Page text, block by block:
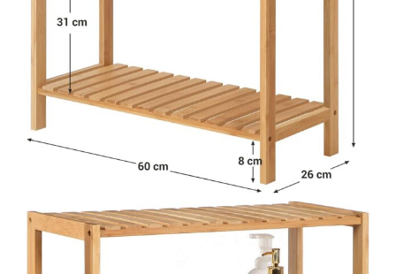
Organizatoare sertar si dulap
Rafturi depozitare
Umerase si huse haine
Gradina & balcon
Unelte motorizate
Motocoase si motocositori